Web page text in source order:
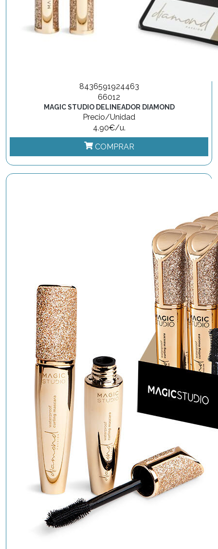
8436591924463
66012
MAGIC STUDIO DELINEADOR DIAMOND
Precio/Unidad
4.90€/u.
COMPRAR